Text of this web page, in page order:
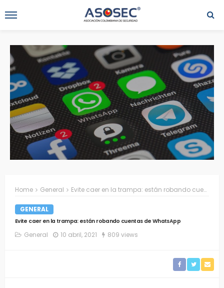
Home General Evite caer en la trampa: están robando cuentas de WhatsApp
GENERAL
Evite caer en la trampa: están robando cuentas de WhatsApp
General 10 abril, 2021 809 views